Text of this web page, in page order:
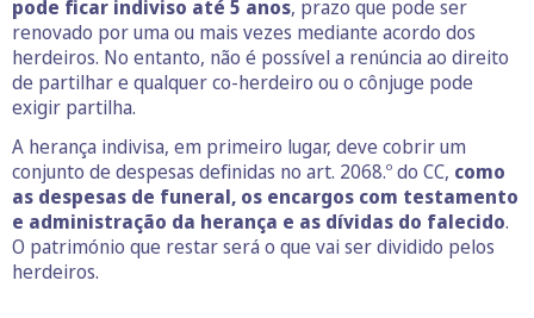
pode ficar indiviso até 5 anos, prazo que pode ser
renovado por uma ou mais vezes mediante acordo dos
herdeiros. No entanto, não é possível a renúncia ao direito
de partilhar e qualquer co-herdeiro ou o cônjuge pode
exigir partilha.
A herança indivisa, em primeiro lugar, deve cobrir um
conjunto de despesas definidas no art. 2068.º do CC, como
as despesas de funeral, os encargos com testamento
e administração da herança e as dívidas do falecido.
O património que restar será o que vai ser dividido pelos
herdeiros.